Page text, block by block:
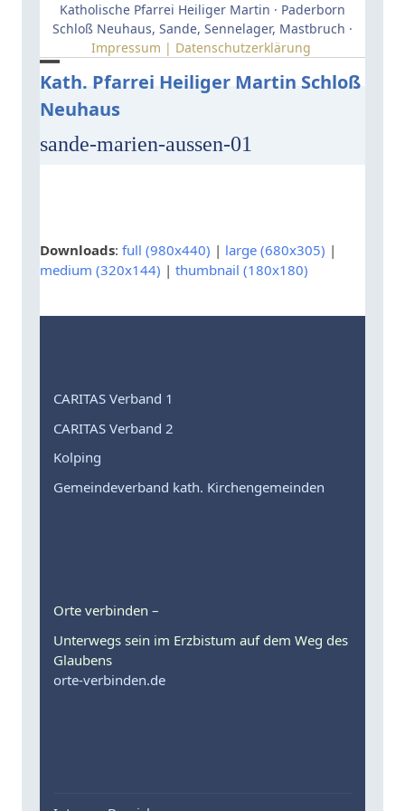
Katholische Pfarrei Heiliger Martin · Paderborn
Schloß Neuhaus, Sande, Sennelager, Mastbruch ·
Impressum | Datenschutzerklärung
Kath. Pfarrei Heiliger Martin Schloß
Neuhaus
Open
mobile
menu
Close
mobile
menu
sande-marien-aussen-01
Downloads: full (980x440) | large (680x305) |
medium (320x144) | thumbnail (180x180)
CARITAS Verband 1
CARITAS Verband 2
Kolping
Gemeindeverband kath. Kirchengemeinden
Orte verbinden –
Unterwegs sein im Erzbistum auf dem Weg des
Glaubens
orte-verbinden.de